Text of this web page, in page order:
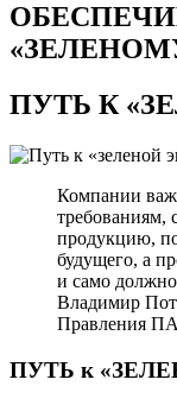
ПУТЬ К
Компании
требованиям,
продукцию,
будущего, а
и само
Владимир
Правления
ПУТЬ к